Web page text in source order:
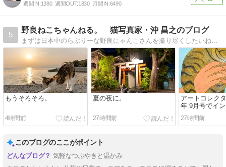
週間IN:1380 週間OUT:1830 月間IN:6490
5
野良ねこちゃんねる。 猫写真家・沖 昌之のブログ
まずは日本中のらぶりーな野良にゃんこさんを撮り尽くしたいね。 ※ 半野良、地域猫含む。 猫写真家・沖 昌之のブログ
もうそろそろ。
4時間前
夏の夜に。
27時間前
アートコレク
年 9月号でイ
受けました。
27時間前
このブログのここがポイント
気軽なつぶやきと温かみ